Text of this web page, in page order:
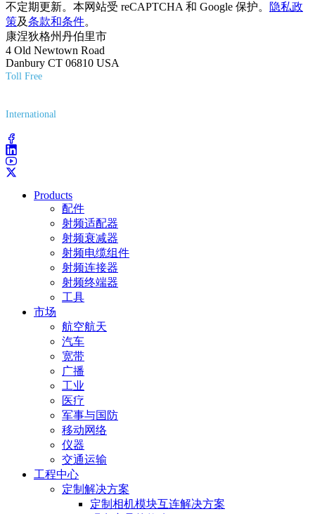
不定期更新。本网站受 reCAPTCHA 和 Google 保护。
隐私政
策及条款和条件。
康涅狄格州丹伯里市
4 Old Newtown Road
Danbury CT 06810 USA
Toll Free
International
Products
配件
射频适配器
射频衰减器
射频电缆组件
射频连接器
射频终端器
工具
市场
航空航天
汽车
宽带
广播
工业
医疗
军事与国防
移动网络
仪器
交通运输
工程中心
定制解决方案
定制相机模块互连解决方案